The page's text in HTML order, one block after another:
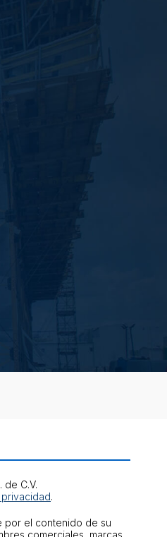
de C.V.
.
por el contenido de su
comerciales, marcas